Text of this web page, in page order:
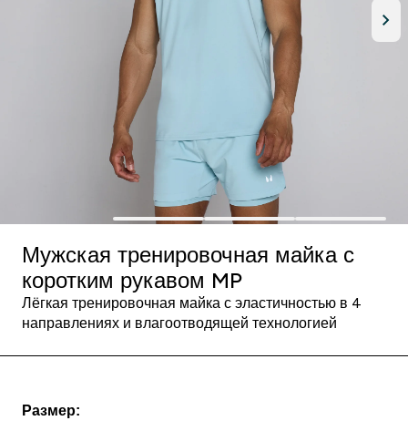
Мужская тренировочная майка с
коротким рукавом MP
Лёгкая тренировочная майка с эластичностью в 4
направлениях и влагоотводящей технологией
Размер: